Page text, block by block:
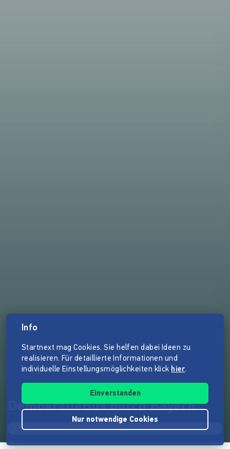
DemokratieBus durch Bayern
Info
Startnext mag Cookies. Sie helfen dabei Ideen zu
realisieren. Für detaillierte Informationen und
individuelle Einstellungsmöglichkeiten klick hier.
Einverstanden
Nur notwendige Cookies